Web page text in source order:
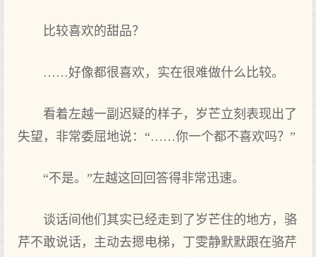
比较喜欢的甜品？
……好像都很喜欢，实在很难做什么比较。
看着左越一副迟疑的样子，岁芒立刻表现出了
失望，非常委屈地说：“……你一个都不喜欢吗？”
“不是。”左越这回回答得非常迅速。
谈话间他们其实已经走到了岁芒住的地方，骆
芹不敢说话，主动去摁电梯，丁雯静默默跟在骆芹